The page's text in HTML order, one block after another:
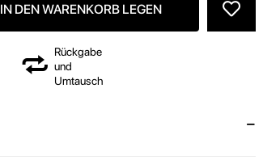
IN DEN WARENKORB LEGEN
Rückgabe
und
Umtausch